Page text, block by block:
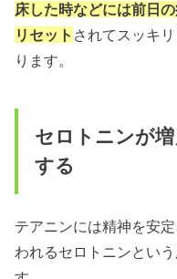
床した時などには前日
リセット されてスッキ
ります。
セロトニンが
する
テアニンには精神を安
われるセロトニンとい